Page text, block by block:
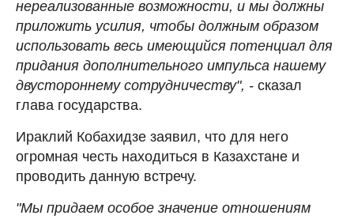
нереализованные возможности, и мы должны
приложить усилия, чтобы должным образом
использовать весь имеющийся потенциал для
придания дополнительного импульса нашему
двустороннему сотрудничеству", - сказал
глава государства.
Ираклий Кобахидзе заявил, что для него
огромная честь находиться в Казахстане и
проводить данную встречу.
"Мы придаем особое значение отношениям